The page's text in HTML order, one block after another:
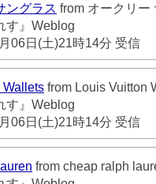
ングラス from オークリー
す』Weblog
06日(土)21時14分 受信
Wallets from Louis Vuitton
す』Weblog
06日(土)21時14分 受信
from cheap ralph